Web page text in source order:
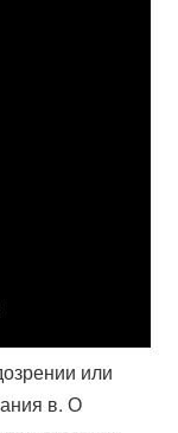
или
в. О